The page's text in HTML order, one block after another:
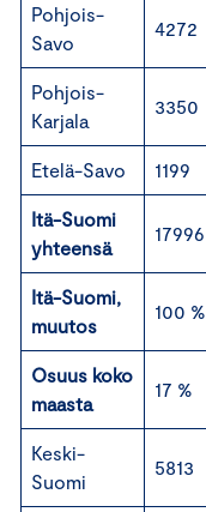
Pohjois-
Savo
4272
Pohjois-
Karjala
3350
Etelä-Savo 1199
Itä-Suomi
yhteensä
17996
Itä-Suomi,
muutos
100 %
Osuus koko
maasta
17 %
Keski-
Suomi
5813